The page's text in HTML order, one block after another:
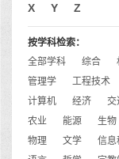
X
Y Z
按学科检索：
全部学科
综合
管理学
工程技术
计算机
经济 交
农业
能源 生物
物理
文学 信息